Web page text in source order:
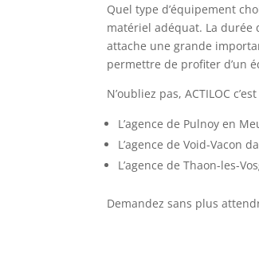
Quel type d’équipement
matériel adéquat. La durée
attache une grande
permettre de profiter d’un
N’oubliez pas, ACTILOC
L’agence de Pulnoy en
L’agence de Void-Vacon
L’agence de Thaon-les-
Demandez sans plus